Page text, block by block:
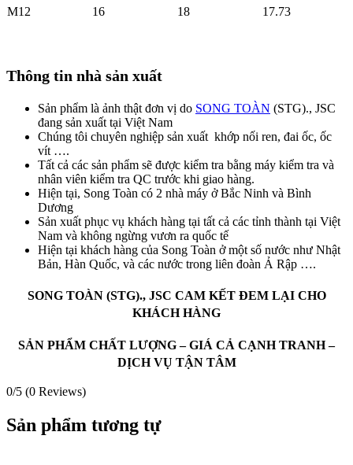
M12
16 18 17.73
Thông tin nhà sản xuất
Sản phẩm là ảnh thật đơn vị do SONG TOÀN (STG)., JSC
đang sản xuất tại Việt Nam
Chúng tôi chuyên nghiệp sản xuất khớp nối ren, đai ốc, ốc
vít ….
Tất cả các sản phẩm sẽ được kiểm tra bằng máy kiểm tra và
nhân viên kiểm tra QC trước khi giao hàng.
Hiện tại, Song Toàn có 2 nhà máy ở Bắc Ninh và Bình
Dương
Sản xuất phục vụ khách hàng tại tất cả các tỉnh thành tại Việt
Nam và không ngừng vươn ra quốc tế
Hiện tại khách hàng của Song Toàn ở một số nước như Nhật
Bản, Hàn Quốc, và các nước trong liên đoàn Ả Rập ….
SONG TOÀN (STG)., JSC CAM KẾT ĐEM LẠI CHO
KHÁCH HÀNG
SẢN PHẨM CHẤT LƯỢNG – GIÁ CẢ CẠNH TRANH –
DỊCH VỤ TẬN TÂM
0/5 (0 Reviews)
Sản phẩm tương tự